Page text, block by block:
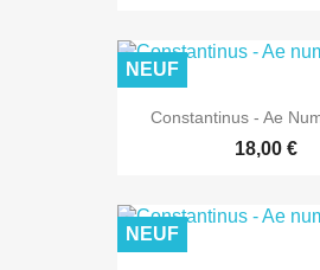
Constantinus - Ae
18,00 €
NEUF
NEUF